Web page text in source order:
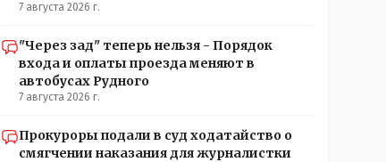
7 августа 2026 г.
"Через зад" теперь нельзя - Порядок
входа и оплаты проезда меняют в
автобусах Рудного
7 августа 2026 г.
Прокуроры подали в суд ходатайство о
смягчении наказания для журналистки